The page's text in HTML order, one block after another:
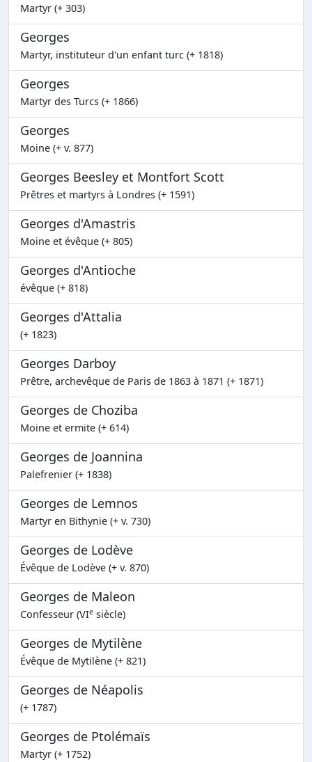
Martyr (+ 303)
Georges
Martyr, instituteur d'un enfant turc (+ 1818)
Georges
Martyr des Turcs (+ 1866)
Georges
Moine (+ v. 877)
Georges Beesley et Montfort Scott
Prêtres et martyrs à Londres (+ 1591)
Georges d'Amastris
Moine et évêque (+ 805)
Georges d'Antioche
évêque (+ 818)
Georges d'Attalia
(+ 1823)
Georges Darboy
Prêtre, archevêque de Paris de 1863 à 1871 (+ 1871)
Georges de Choziba
Moine et ermite (+ 614)
Georges de Joannina
Palefrenier (+ 1838)
Georges de Lemnos
Martyr en Bithynie (+ v. 730)
Georges de Lodève
Évêque de Lodève (+ v. 870)
Georges de Maleon
Confesseur (VIe siècle)
Georges de Mytilène
Évêque de Mytilène (+ 821)
Georges de Néapolis
(+ 1787)
Georges de Ptolémaïs
Martyr (+ 1752)